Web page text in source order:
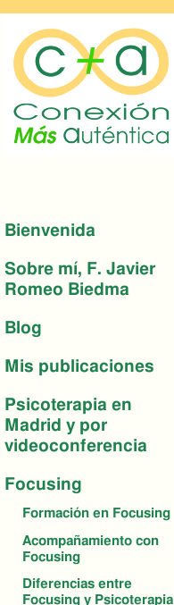
Bienvenida
Sobre mí, F. Javier
Romeo Biedma
Blog
Mis publicaciones
Psicoterapia en
Madrid y por
videoconferencia
Focusing
Formación en Focusing
Acompañamiento con
Focusing
Diferencias entre
Focusing y Psicoterapia